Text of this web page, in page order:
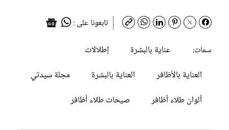
تابعونا على :
سمات:
عناية بالبشرة
إطلالات
العناية بالأظافر
العناية بالبشرة
مجلة سيدتي
ألوان طلاء أظافر
صيحات طلاء أظافر